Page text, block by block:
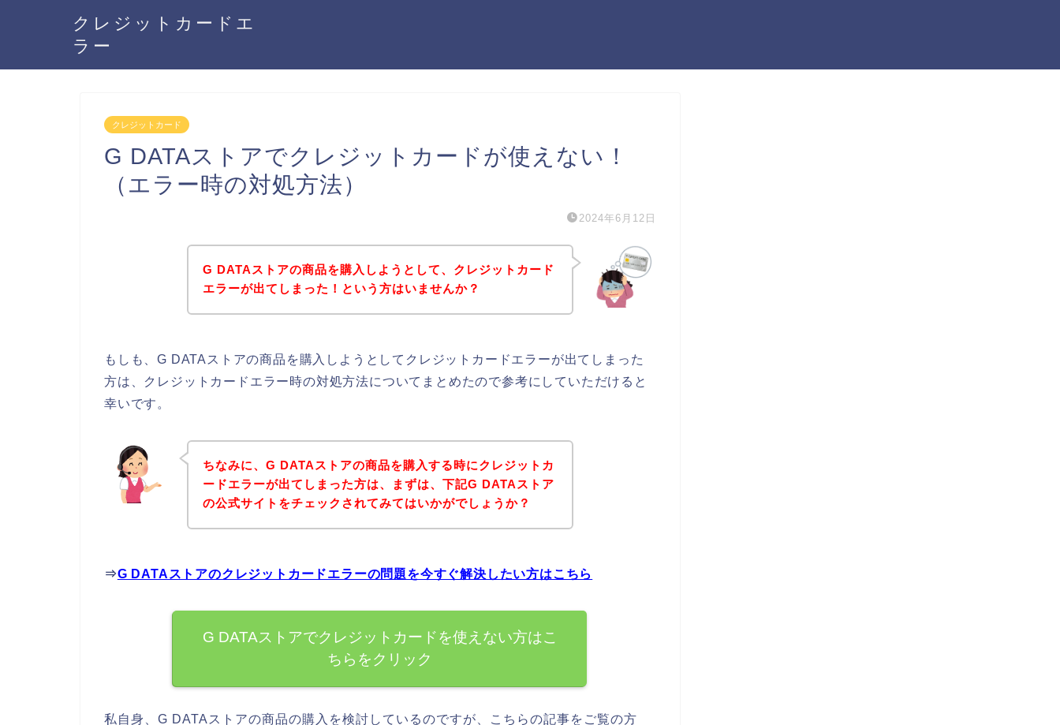
クレジットカードエ
ラー
クレジットカード
G DATAストアでクレジットカードが使えない！
（エラー時の対処方法）
2024年6月12日
G DATAストアの商品を購入しようとして、クレジットカード
エラーが出てしまった！という方はいませんか？
もしも、G DATAストアの商品を購入しようとしてクレジットカードエラーが出てしまった
方は、クレジットカードエラー時の対処方法についてまとめたので参考にしていただけると
幸いです。
ちなみに、G DATAストアの商品を購入する時にクレジットカ
ードエラーが出てしまった方は、まずは、下記G DATAストア
の公式サイトをチェックされてみてはいかがでしょうか？
⇒G DATAストアのクレジットカードエラーの問題を今すぐ解決したい方はこちら
G DATAストアでクレジットカードを使えない方はこ
ちらをクリック
私自身、G DATAストアの商品の購入を検討しているのですが、こちらの記事をご覧の方